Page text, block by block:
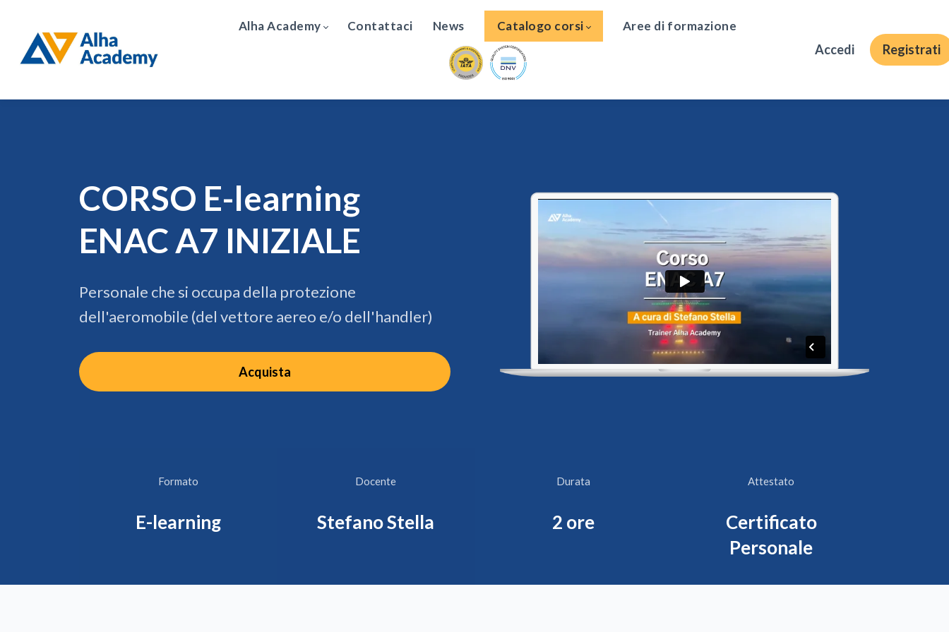
Alha Academy Contattaci News Catalogo corsi Aree di formazione
Accedi Registrati
CORSO E-learning
ENAC A7 INIZIALE
Personale che si occupa della protezione
dell'aeromobile (del vettore aereo e/o dell'handler)
Acquista
Formato
E-learning
Docente
Stefano Stella
Durata
2 ore
Attestato
Certificato
Personale